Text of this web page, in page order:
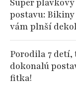
Super
postavu:
vám plnší
Porodila 7 detí,
dokonalú
fitka!